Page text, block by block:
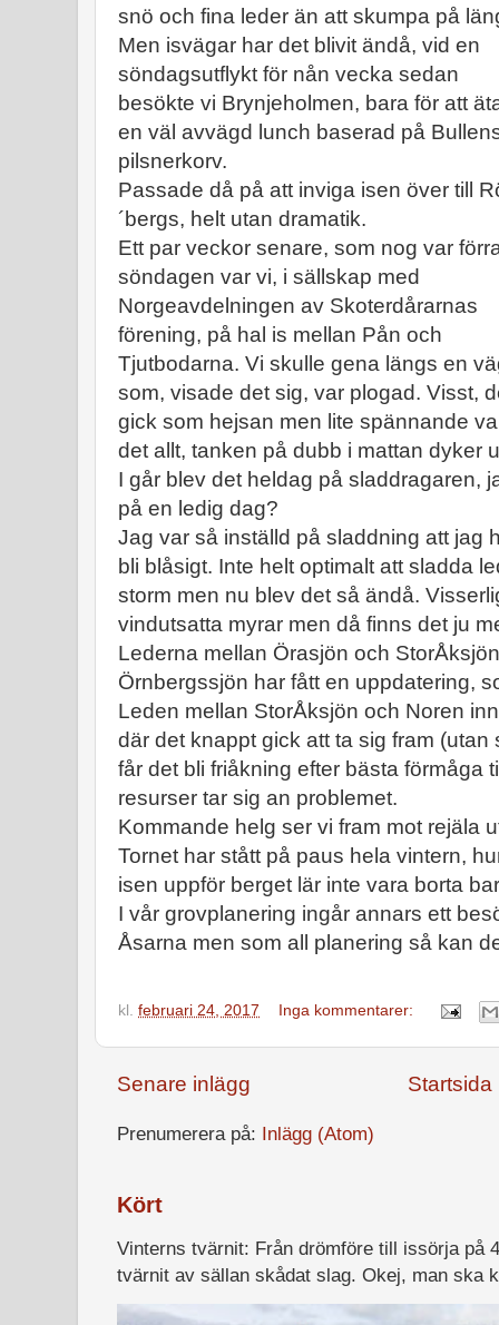
snö och fina leder än att skumpa på
Men isvägar har det blivit ändå, vid en
söndagsutflykt för nån vecka sedan
besökte vi Brynjeholmen, bara för att
en väl avvägd lunch baserad på
pilsnerkorv.
Passade då på att inviga isen över till
´bergs, helt utan dramatik.
Ett par veckor senare, som nog var
söndagen var vi, i sällskap med
Norgeavdelningen av Skoterdårarnas
förening, på hal is mellan Pån och
Tjutbodarna. Vi skulle gena längs en
som, visade det sig, var plogad. Visst,
gick som hejsan men lite spännande
det allt, tanken på dubb i mattan dyker
I går blev det heldag på sladdragaren,
på en ledig dag?
Jag var så inställd på sladdning att jag
bli blåsigt. Inte helt optimalt att sladda
storm men nu blev det så ändå.
vindutsatta myrar men då finns det ju
Lederna mellan Örasjön och
Örnbergssjön har fått en uppdatering,
Leden mellan StorÅksjön och Noren
där det knappt gick att ta sig fram
får det bli friåkning efter bästa förmåga
resurser tar sig an problemet.
Kommande helg ser vi fram mot rejäla
Tornet har stått på paus hela vintern,
isen uppför berget lär inte vara borta
I vår grovplanering ingår annars ett
Åsarna men som all planering så kan
kl. februari 24, 2017 Inga kommentarer:
Senare inlägg Startsida
Prenumerera på: Inlägg (Atom)
Kört
Vinterns tvärnit: Från drömföre till issörja på
tvärnit av sällan skådat slag. Okej, man ska